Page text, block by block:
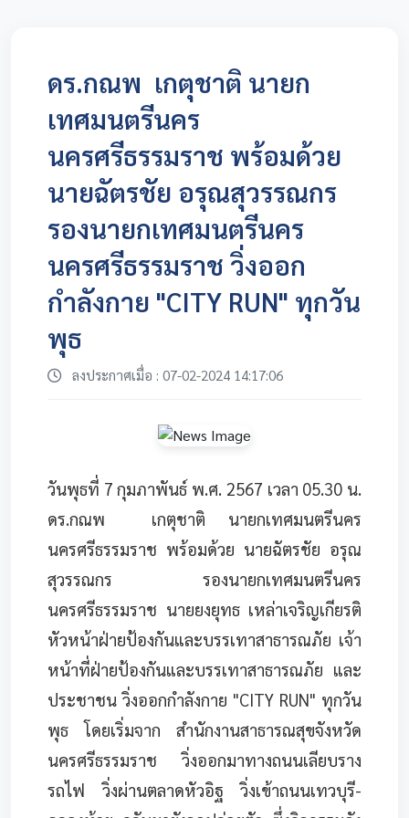
ดร.กณพ เกตุชาติ นายก
เทศมนตรีนคร
นครศรีธรรมราช พร้อมด้วย
นายฉัตรชัย อรุณสุวรรณกร
รองนายกเทศมนตรีนคร
นครศรีธรรมราช วิ่งออก
กำลังกาย "CITY RUN" ทุกวัน
พุธ
ลงประกาศเมื่อ : 07-02-2024 14:17:06
วันพุธที่ 7 กุมภาพันธ์ พ.ศ. 2567 เวลา 05.30 น.
ดร.กณพ เกตุชาติ นายกเทศมนตรีนคร
นครศรีธรรมราช พร้อมด้วย นายฉัตรชัย อรุณ
สุวรรณกร รองนายกเทศมนตรีนคร
นครศรีธรรมราช นายยงยุทธ เหล่าเจริญเกียรติ
หัวหน้าฝ่ายป้องกันและบรรเทาสาธารณภัย เจ้า
หน้าที่ฝ่ายป้องกันและบรรเทาสาธารณภัย และ
ประชาชน วิ่งออกกำลังกาย "CITY RUN" ทุกวัน
พุธ โดยเริ่มจาก สำนักงานสาธารณสุขจังหวัด
นครศรีธรรมราช วิ่งออกมาทางถนนเลียบราง
รถไฟ วิ่งผ่านตลาดหัวอิฐ วิ่งเข้าถนนเทวบุรี-